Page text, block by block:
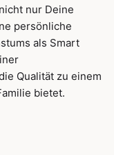
nur Deine
persönliche
als Smart
Qualität zu einem
bietet.